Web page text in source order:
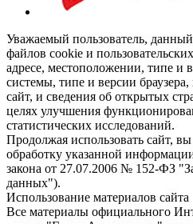
Уважаемый пользователь,
файлов cookie и
адресе, местоположении, типе и
системы, типе и версии
сайт, и сведения об открытых
целях улучшения
статистических исследований.
Продолжая использовать сайт, вы
обработку указанной
закона от 27.07.2006 № 152-ФЗ
данных").
Использование материалов сайта
Все материалы официального